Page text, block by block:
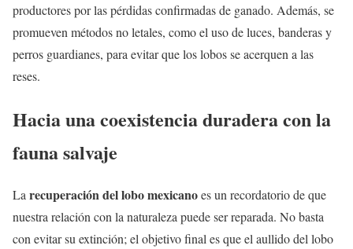
productores por las pérdidas confirmadas de ganado. Además, se
promueven métodos no letales, como el uso de luces, banderas y
perros guardianes, para evitar que los lobos se acerquen a las
reses.
Hacia una coexistencia duradera con la
fauna salvaje
Larecuperación del lobo mexicanoes un recordatorio de que
nuestra relación con la naturaleza puede ser reparada. No basta
con evitar su extinción; el objetivo final es que el aullido del lobo